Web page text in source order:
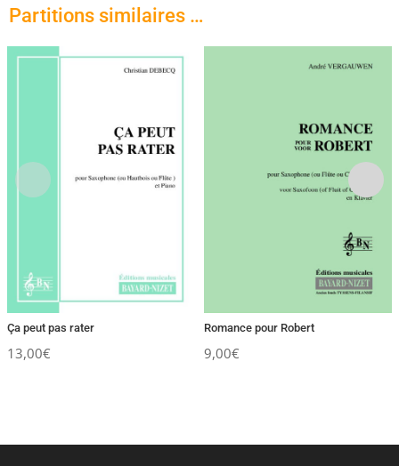
Partitions similaires …
Ça peut pas rater
13,00€
Romance pour Robert
9,00€